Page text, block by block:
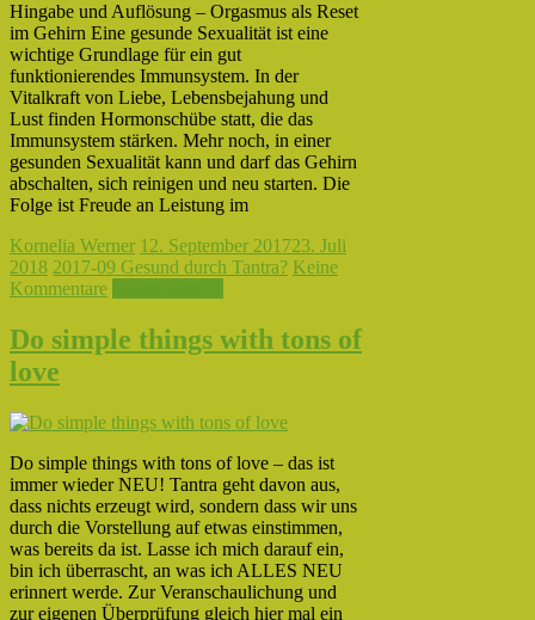
Hingabe und Auflösung – Orgasmus als Reset
im Gehirn Eine gesunde Sexualität ist eine
wichtige Grundlage für ein gut
funktionierendes Immunsystem. In der
Vitalkraft von Liebe, Lebensbejahung und
Lust finden Hormonschübe statt, die das
Immunsystem stärken. Mehr noch, in einer
gesunden Sexualität kann und darf das Gehirn
abschalten, sich reinigen und neu starten. Die
Folge ist Freude an Leistung im
Kornelia Werner 12. September 201723. Juli
2018 2017-09 Gesund durch Tantra? Keine
Kommentare
Do simple things with tons of
love
Do simple things with tons of love – das ist
immer wieder NEU! Tantra geht davon aus,
dass nichts erzeugt wird, sondern dass wir uns
durch die Vorstellung auf etwas einstimmen,
was bereits da ist. Lasse ich mich darauf ein,
bin ich überrascht, an was ich ALLES NEU
erinnert werde. Zur Veranschaulichung und
zur eigenen Überprüfung gleich hier mal ein